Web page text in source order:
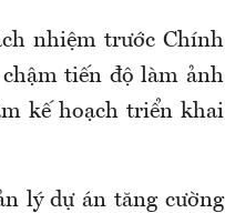
nhiệm trước Chính
tiến độ làm ảnh
kế hoạch triển khai
lý dự án tăng cường